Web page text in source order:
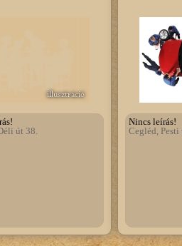
illusztráció
út 38.
Nincs leírás!
Cegléd, Pesti